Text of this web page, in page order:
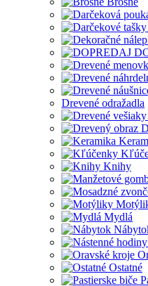
Drevené odražadla
Knihy
Mydlá
Ostatné